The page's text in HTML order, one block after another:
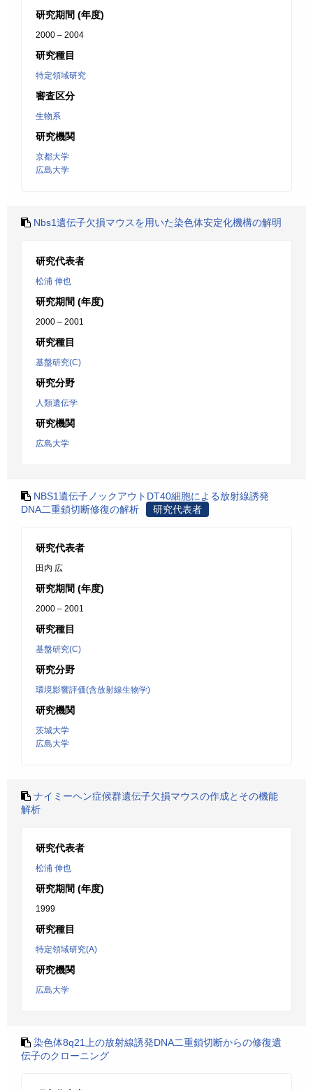
研究期間 (年度)
2000 – 2004
研究種目
特定領域研究
審査区分
生物系
研究機関
京都大学
広島大学
Nbs1遺伝子欠損マウスを用いた染色体安定化機構の解明
研究代表者
松浦 伸也
研究期間 (年度)
2000 – 2001
研究種目
基盤研究(C)
研究分野
人類遺伝学
研究機関
広島大学
NBS1遺伝子ノックアウトDT40細胞による放射線誘発
DNA二重鎖切断修復の解析
研究代表者
研究代表者
田内 広
研究期間 (年度)
2000 – 2001
研究種目
基盤研究(C)
研究分野
環境影響評価(含放射線生物学)
研究機関
茨城大学
広島大学
ナイミーヘン症候群遺伝子欠損マウスの作成とその機能
解析
研究代表者
松浦 伸也
研究期間 (年度)
1999
研究種目
特定領域研究(A)
研究機関
広島大学
染色体8q21上の放射線誘発DNA二重鎖切断からの修復遺
伝子のクローニング